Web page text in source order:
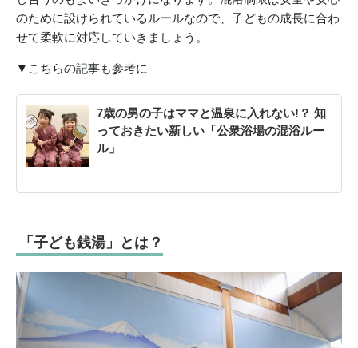
のために設けられているルールなので、子どもの成長に合わ
せて柔軟に対応していきましょう。
▼こちらの記事も参考に
7歳の男の子はママと温泉に入れない!？ 知
っておきたい新しい「公衆浴場の混浴ルー
ル」
「子ども銭湯」とは？